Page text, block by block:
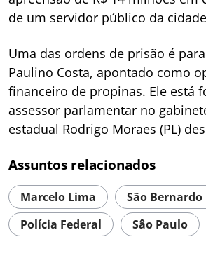
de um servidor público da
Uma das ordens de prisão é
Paulino Costa, apontado como
financeiro de propinas. Ele está
assessor parlamentar no
estadual Rodrigo Moraes (PL)
Assuntos relacionados
Marcelo Lima
São Bernardo
Polícia Federal
Sâo Paulo